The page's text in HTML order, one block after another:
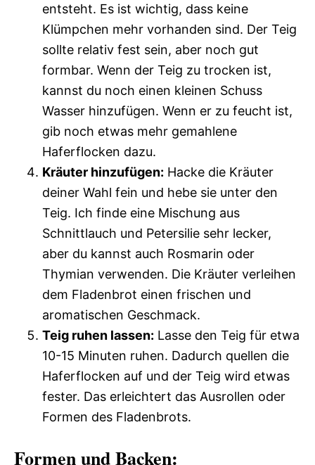
entsteht. Es ist wichtig, dass keine
Klümpchen mehr vorhanden sind. Der Teig
sollte relativ fest sein, aber noch gut
formbar. Wenn der Teig zu trocken ist,
kannst du noch einen kleinen Schuss
Wasser hinzufügen. Wenn er zu feucht ist,
gib noch etwas mehr gemahlene
Haferflocken dazu.
Kräuter hinzufügen: Hacke die Kräuter
deiner Wahl fein und hebe sie unter den
Teig. Ich finde eine Mischung aus
Schnittlauch und Petersilie sehr lecker,
aber du kannst auch Rosmarin oder
Thymian verwenden. Die Kräuter verleihen
dem Fladenbrot einen frischen und
aromatischen Geschmack.
Teig ruhen lassen: Lasse den Teig für etwa
10-15 Minuten ruhen. Dadurch quellen die
Haferflocken auf und der Teig wird etwas
fester. Das erleichtert das Ausrollen oder
Formen des Fladenbrots.
Formen und Backen: